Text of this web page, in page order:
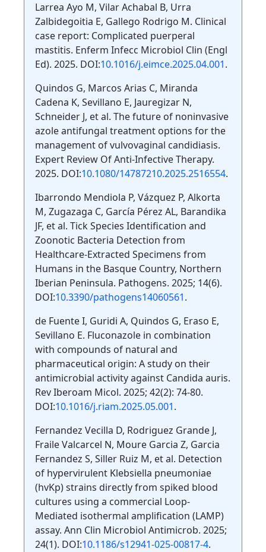
Larrea Ayo M, Vilar Achabal B, Urra
Zalbidegoitia E, Gallego Rodrigo M. Clinical
case report: Complicated puerperal
mastitis. Enferm Infecc Microbiol Clin (Engl
Ed). 2025. DOI:10.1016/j.eimce.2025.04.001.
Quindos G, Marcos Arias C, Miranda
Cadena K, Sevillano E, Jauregizar N,
Schneider J, et al. The future of noninvasive
azole antifungal treatment options for the
management of vulvovaginal candidiasis.
Expert Review Of Anti-Infective Therapy.
2025. DOI:10.1080/14787210.2025.2516554.
Ibarrondo Mendiola P, Vázquez P, Alkorta
M, Zugazaga C, García Pérez AL, Barandika
JF, et al. Tick Species Identification and
Zoonotic Bacteria Detection from
Healthcare-Extracted Specimens from
Humans in the Basque Country, Northern
Iberian Peninsula. Pathogens. 2025; 14(6).
DOI:10.3390/pathogens14060561.
de Fuente I, Guridi A, Quindos G, Eraso E,
Sevillano E. Fluconazole in combination
with compounds of natural and
pharmaceutical origin: A study on their
antimicrobial activity against Candida auris.
Rev Iberoam Micol. 2025; 42(2): 74-80.
DOI:10.1016/j.riam.2025.05.001.
Fernandez Vecilla D, Rodriguez Grande J,
Fraile Valcarcel N, Moure Garcia Z, Garcia
Fernandez S, Siller Ruiz M, et al. Detection
of hypervirulent Klebsiella pneumoniae
(hvKp) strains directly from spiked blood
cultures using a commercial Loop-
Mediated isothermal amplification (LAMP)
assay. Ann Clin Microbiol Antimicrob. 2025;
24(1). DOI:10.1186/s12941-025-00817-4.